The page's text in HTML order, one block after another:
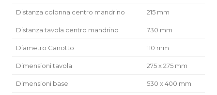
Distanza colonna centro mandrino 215 mm
Distanza tavola centro mandrino 730 mm
Diametro Canotto 110 mm
Dimensioni tavola 275 x 275 mm
Dimensioni base 530 x 400 mm